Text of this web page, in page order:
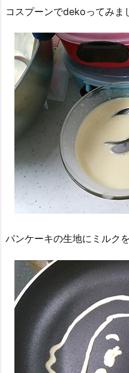
コスプーンでdekoってみま
パンケーキの生地にミルク